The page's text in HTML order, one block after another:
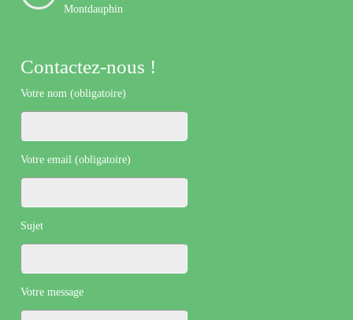
Montdauphin
Contactez-nous !
Votre nom (obligatoire)
Votre email (obligatoire)
Sujet
Votre message